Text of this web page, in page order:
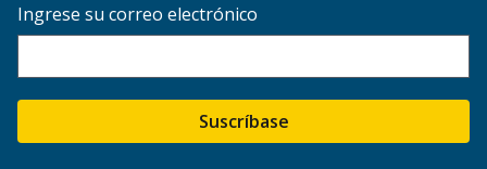
Ingrese su correo electrónico
Suscríbase